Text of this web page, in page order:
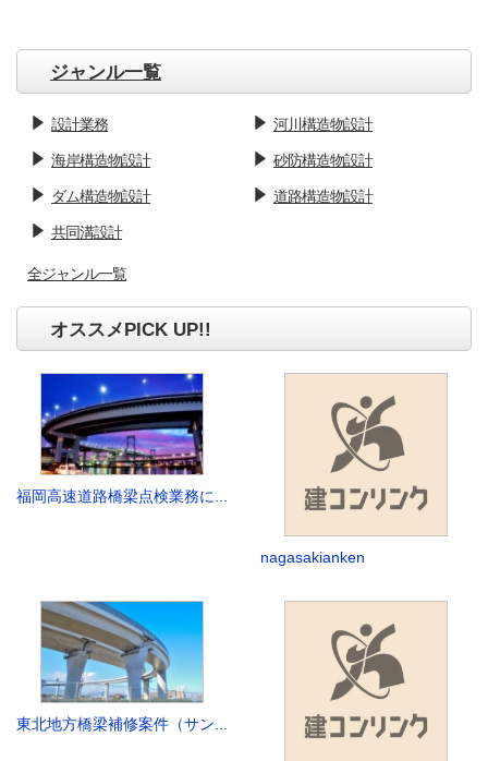
ジャンル一覧
設計業務 河川構造物設計
海岸構造物設計 砂防構造物設計
ダム構造物設計 道路構造物設計
共同溝設計
全ジャンル一覧
オススメPICK UP!!
福岡高速道路橋梁点検業務に...
nagasakianken
東北地方橋梁補修案件（サン...